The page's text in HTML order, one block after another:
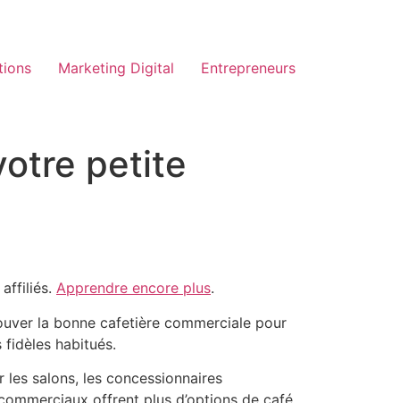
Marketing Digital Entrepreneurs
petite
affiliés. Apprendre encore plus.
la bonne cafetière commerciale pour
habitués.
les salons, les concessionnaires